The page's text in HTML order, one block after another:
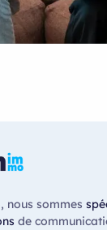
nous sommes
de